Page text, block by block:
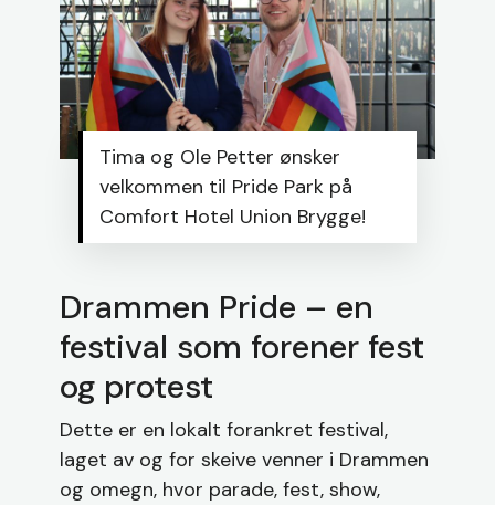
Tima og Ole Petter ønsker
velkommen til Pride Park på
Comfort Hotel Union Brygge!
Drammen Pride – en
festival som forener fest
og protest
Dette er en lokalt forankret festival,
laget av og for skeive venner i Drammen
og omegn, hvor parade, fest, show,